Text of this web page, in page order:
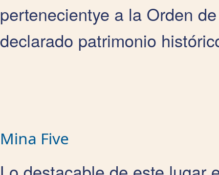
pertenecientye a la Orden
declarado patrimonio
Mina Five